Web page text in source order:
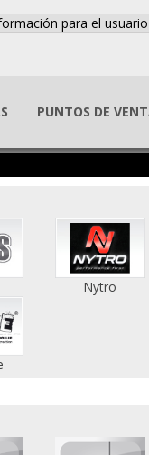
para el usuario
PUNTOS DE
Nytro